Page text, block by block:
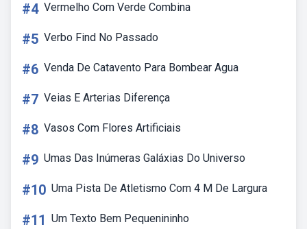
#4 Vermelho Com Verde Combina
#5 Verbo Find No Passado
#6 Venda De Catavento Para Bombear Agua
#7 Veias E Arterias Diferença
#8 Vasos Com Flores Artificiais
#9 Umas Das Inúmeras Galáxias Do Universo
#10 Uma Pista De Atletismo Com 4 M De Largura
#11 Um Texto Bem Pequenininho